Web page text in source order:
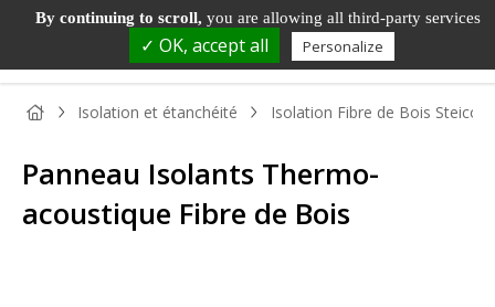
Isolation et étanchéité Isolation Fibre de Bois Steico
Panneau Isolants Thermo-
acoustique Fibre de Bois
By continuing to scroll, you are allowing all third-party services
✓ OK, accept all Personalize